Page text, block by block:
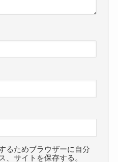
るためブラウザーに自分
、サイトを保存する。